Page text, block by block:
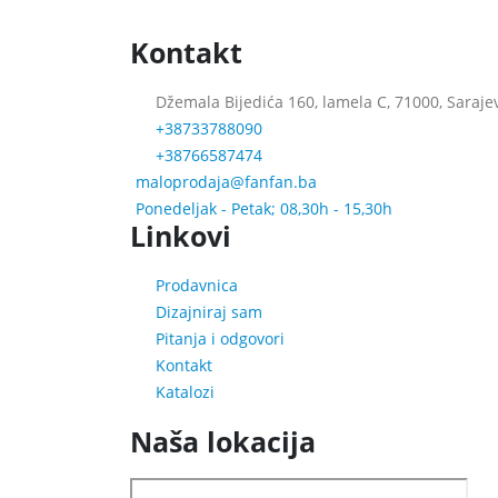
Kontakt
Džemala Bijedića 160, lamela C, 71000,
+38733788090
+38766587474
maloprodaja@fanfan.ba
Ponedeljak - Petak; 08,30h - 15,30h
Linkovi
Prodavnica
Dizajniraj sam
Pitanja i odgovori
Kontakt
Katalozi
Naša lokacija